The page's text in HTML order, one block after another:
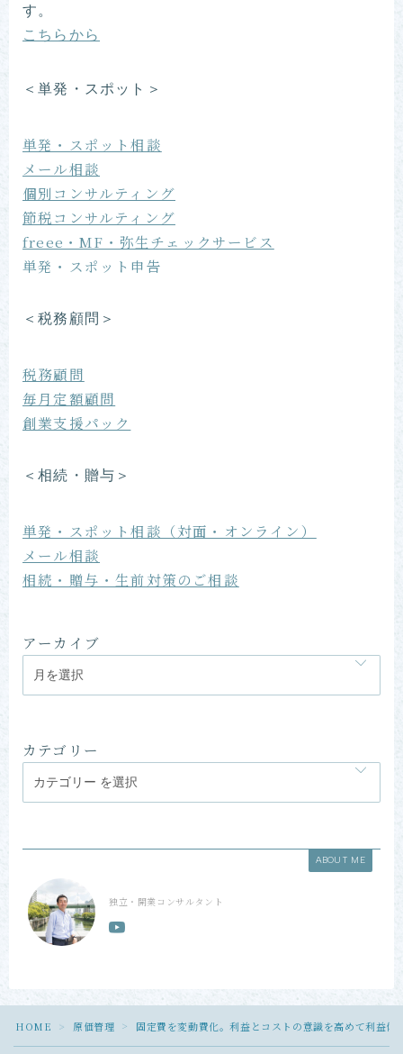
Follow Me
す。
こちらから
＜単発・スポット＞
単発・スポット相談
メール相談
個別コンサルティング
節税コンサルティング
freee・MF・弥生チェックサービス
単発・スポット申告
＜税務顧問＞
税務顧問
毎月定額顧問
創業支援パック
＜相続・贈与＞
単発・スポット相談（対面・オンライン）
メール相談
相続・贈与・生前対策のご相談
アーカイブ
カテゴリー
ABOUT ME
独立・開業コンサルタント
HOME ＞ 原価管理 ＞ 固定費を変動費化。利益とコストの意識を高めて利益体